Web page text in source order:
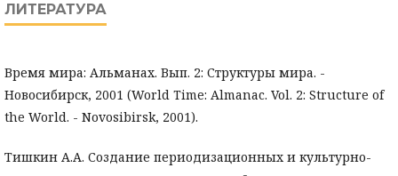
ЛИТЕРАТУРА
Время мира: Альманах. Вып. 2: Структуры мира. -
Новосибирск, 2001 (World Time: Almanac. Vol. 2: Structure of
the World. - Novosibirsk, 2001).
Тишкин А.А. Создание периодизационных и культурно-